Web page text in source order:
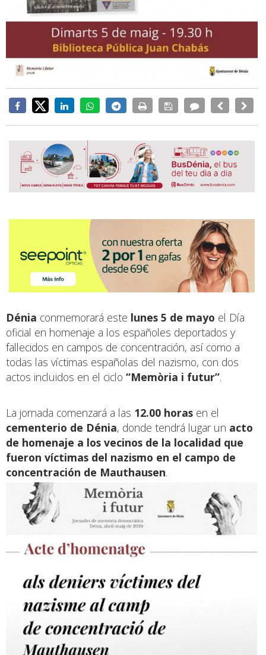
Dénia conmemorará este lunes 5 de mayo el Día
oficial en homenaje a los españoles deportados y
fallecidos en campos de concentración, así como a
todas las víctimas españolas del nazismo, con dos
actos incluidos en el ciclo “Memòria i futur”.
La jornada comenzará a las 12.00 horas en el
cementerio de Dénia, donde tendrá lugar un acto
de homenaje a los vecinos de la localidad que
fueron víctimas del nazismo en el campo de
concentración de Mauthausen.